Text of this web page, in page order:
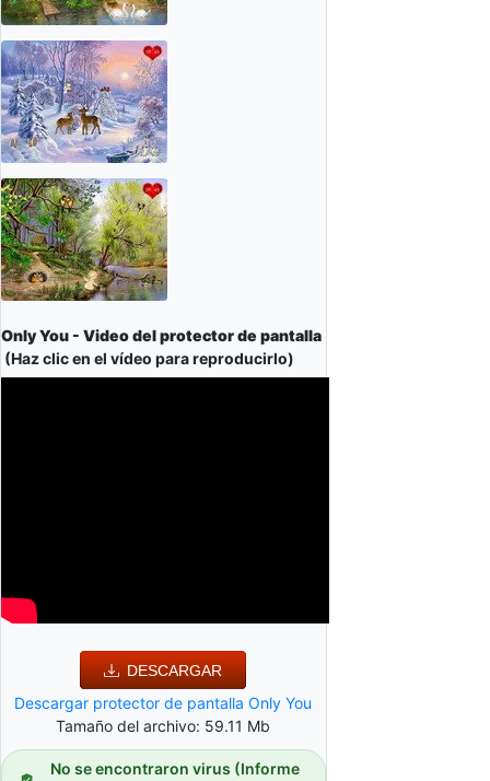
Only You - Video del protector de pantalla
(Haz clic en el vídeo para reproducirlo)
DESCARGAR
Descargar protector de pantalla Only You
Tamaño del archivo: 59.11 Mb
No se encontraron virus (Informe